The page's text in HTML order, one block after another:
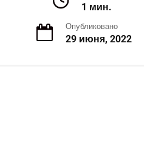
1 мин.
Опубликовано
29 июня, 2022